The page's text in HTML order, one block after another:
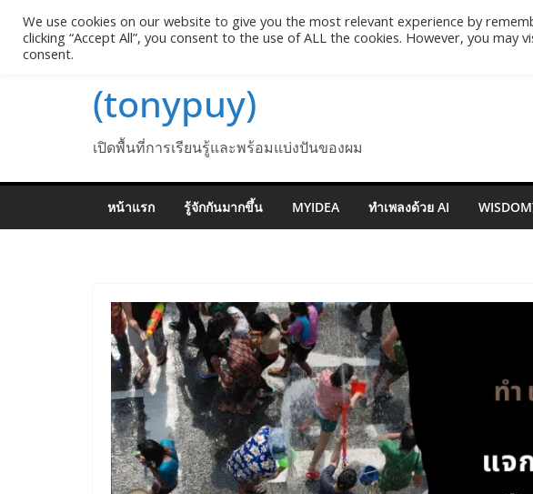
content
Pasakon Puypong
(tonypuy)
เปิดพื้นที่การเรียนรู้และพร้อมแบ่งปันของผม
หน้าแรก รู้จักกันมากขึ้น MYIDEA ทำเพลงด้วย AI
We use cookies on our website to give you the most relevant experience by
clicking “Accept All”, you consent to the use of ALL the cookies. However, you
consent.